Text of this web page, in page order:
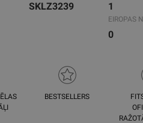
SKLZ3239 1
EIROPAS
0
BESTSELLERS